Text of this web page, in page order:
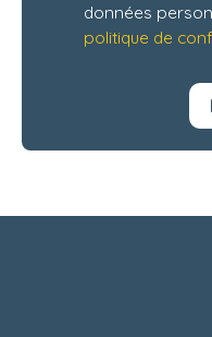
données
politique de